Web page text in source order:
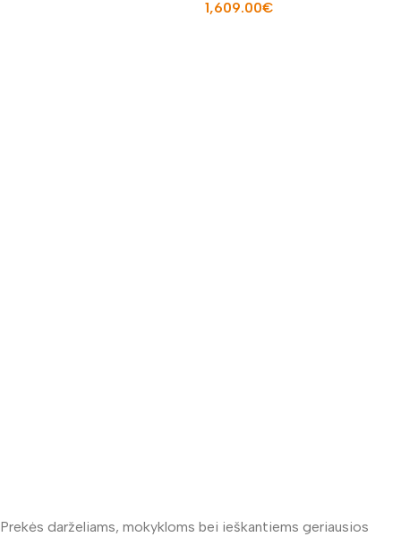
1,609.00€
Prekės darželiams, mokykloms bei ieškantiems geriausios